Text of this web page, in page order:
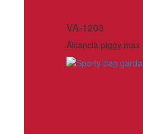
VA-1203
Alcancia piggy max